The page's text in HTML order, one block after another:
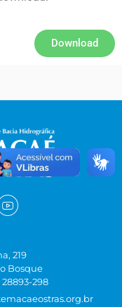
Download
219
Bosque
28893-298